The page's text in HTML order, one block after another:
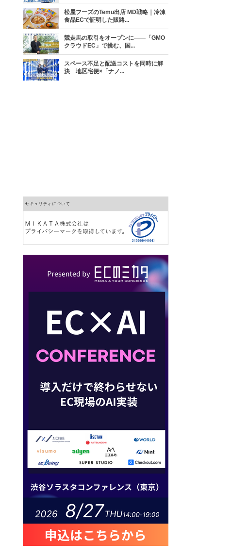
松屋フーズのTemu出店 MD戦略｜冷凍
食品ECで証明した販路...
競走馬の取引をオープンに――「GMO
クラウドEC」で挑む、国...
スペース不足と配送コストを同時に解
決 地区宅便×「ナノ...